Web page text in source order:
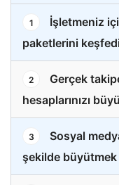
1
İşletmeniz
paketlerini
2
Gerçek
hesaplarınızı
3
Sosyal
şekilde